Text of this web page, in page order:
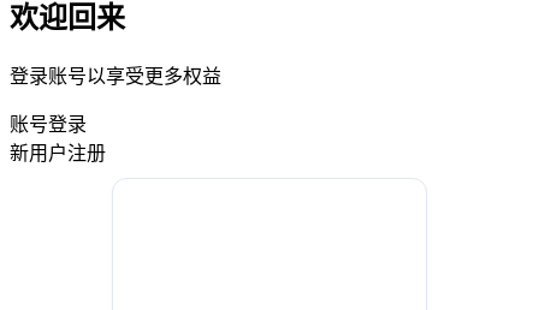
欢迎回来
登录账号以享受更多权益
账号登录
新用户注册